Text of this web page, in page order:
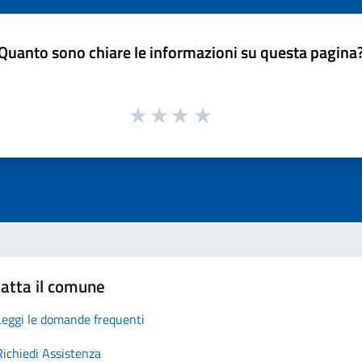
sono chiare le informazioni su questa
il comune
le domande frequenti
Assistenza